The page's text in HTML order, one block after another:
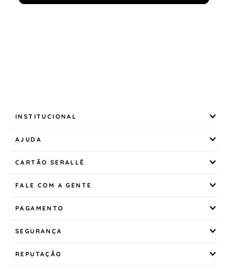
INSTITUCIONAL
AJUDA
CARTÃO SERALLÊ
FALE COM A GENTE
PAGAMENTO
SEGURANÇA
REPUTAÇÃO